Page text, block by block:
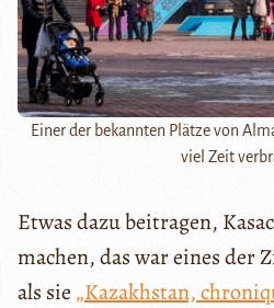
Einer der bekannten Plätze von
viel Zeit
Etwas dazu beitragen,
machen, das war eines der
als sie„Kazakhstan,